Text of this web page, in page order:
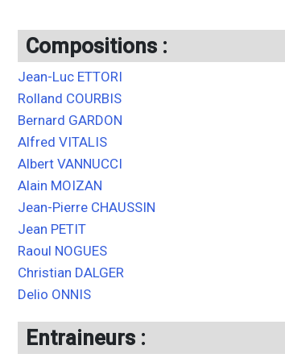
Compositions :
Jean-Luc ETTORI
Rolland COURBIS
Bernard GARDON
Alfred VITALIS
Albert VANNUCCI
Alain MOIZAN
Jean-Pierre CHAUSSIN
Jean PETIT
Raoul NOGUES
Christian DALGER
Delio ONNIS
Entraineurs :